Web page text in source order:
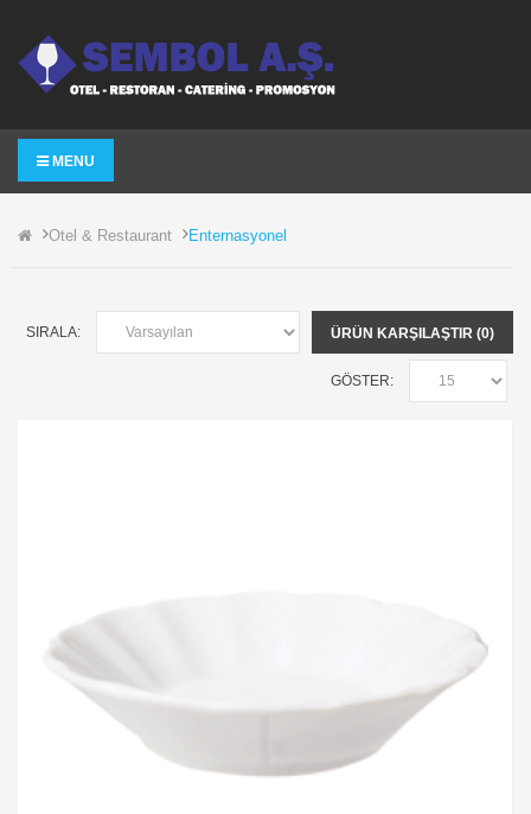
MENU
Otel & Restaurant Enternasyonel
ÜRÜN KARŞILAŞTIR (0)
SIRALA:
GÖSTER: